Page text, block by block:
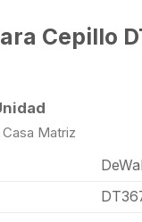
Cepillo
Matriz